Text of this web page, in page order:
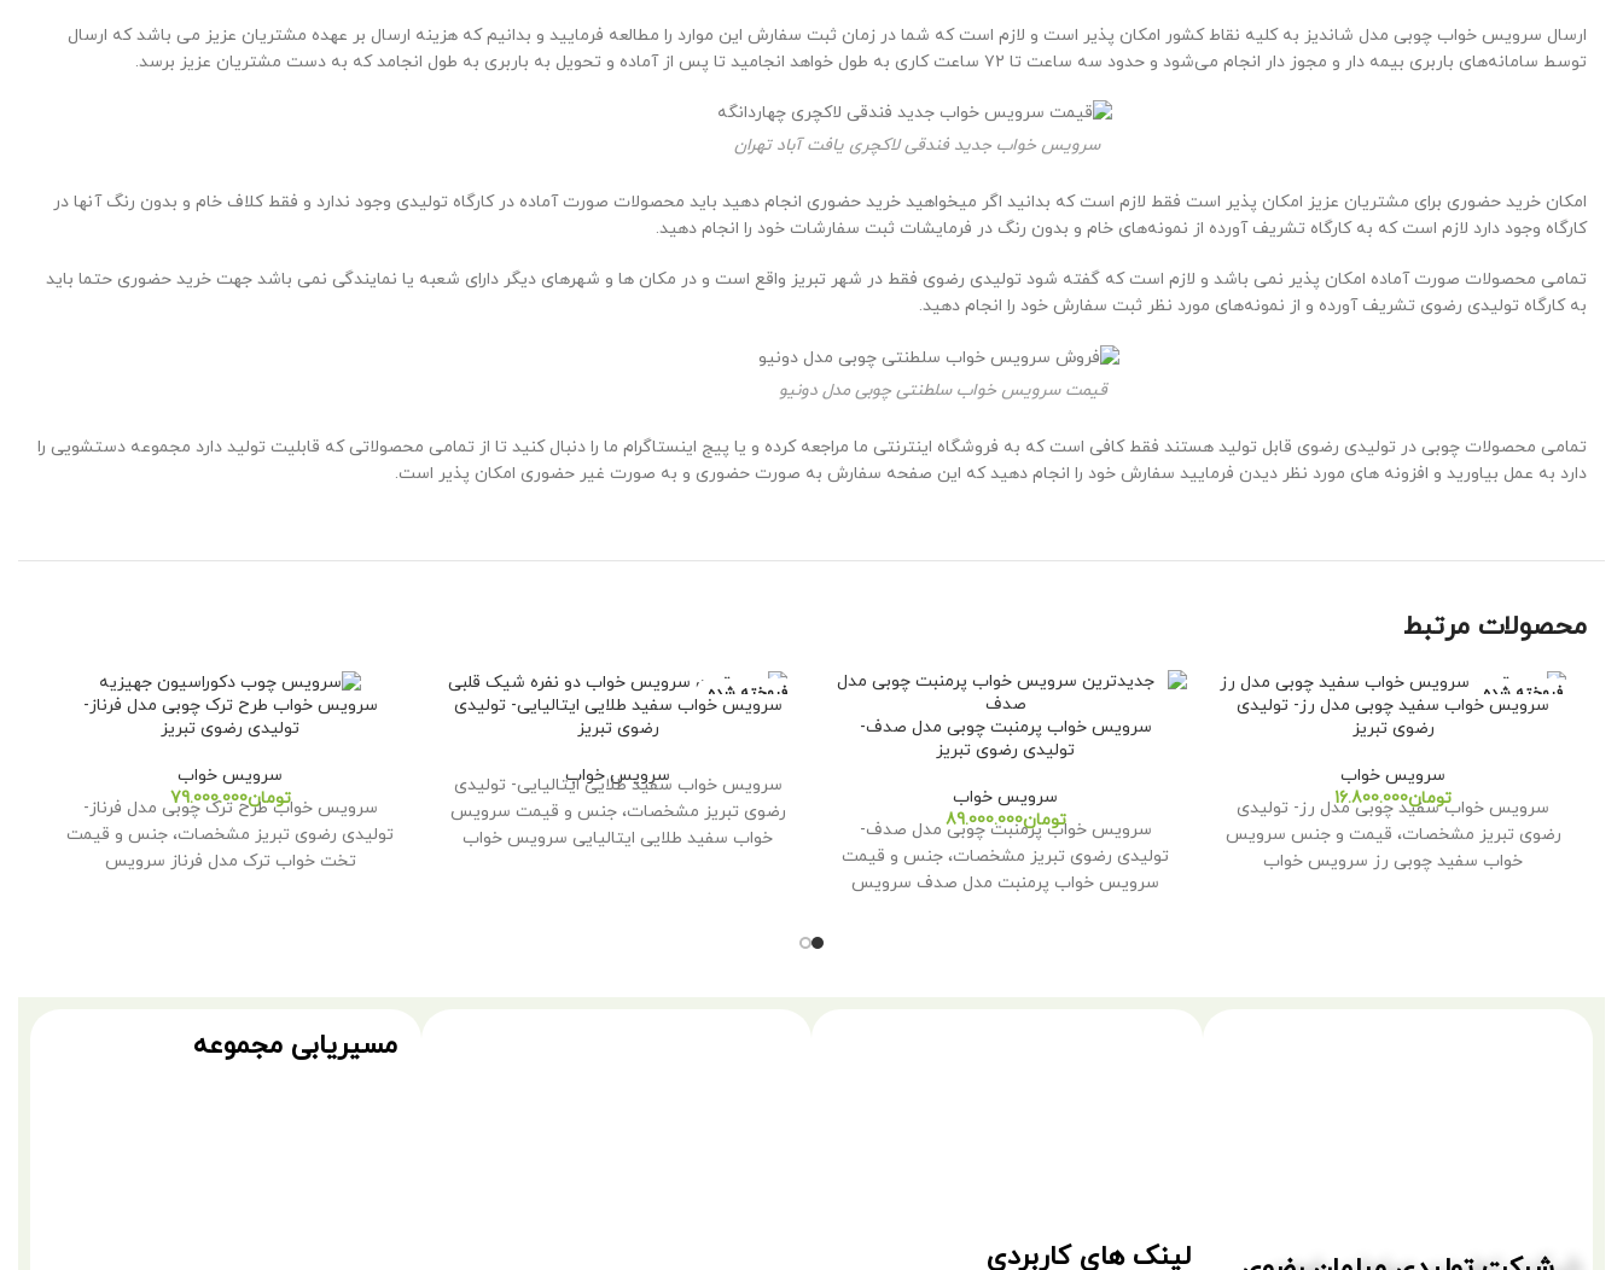
ارسال سرویس خواب چوبی مدل شاندیز به کلیه نقاط کشور امکان پذیر است و لازم است که شما در زمان ثبت سفارش این موارد را مطالعه فرمایید و بدانیم که هزینه ارسال بر عهده مشتریان عزیز می باشد که ارسال
توسط سامانه‌های باربری بیمه دار و مجوز دار انجام می‌شود و حدود سه ساعت تا ۷۲ ساعت کاری به طول خواهد انجامید تا پس از آماده و تحویل به باربری به طول انجامد که به دست مشتریان عزیز برسد.
سرویس خواب جدید فندقی لاکچری یافت آباد تهران
امکان خرید حضوری برای مشتریان عزیز امکان پذیر است فقط لازم است که بدانید اگر میخواهید خرید حضوری انجام دهید باید محصولات صورت آماده در کارگاه تولیدی وجود ندارد و فقط کلاف خام و بدون رنگ آنها در
کارگاه وجود دارد لازم است که به کارگاه تشریف آورده از نمونه‌های خام و بدون رنگ در فرمایشات ثبت سفارشات خود را انجام دهید.
تمامی محصولات صورت آماده امکان پذیر نمی باشد و لازم است که گفته شود تولیدی رضوی فقط در شهر تبریز واقع است و در مکان ها و شهرهای دیگر دارای شعبه یا نمایندگی نمی باشد جهت خرید حضوری حتما باید
به کارگاه تولیدی رضوی تشریف آورده و از نمونه‌های مورد نظر ثبت سفارش خود را انجام دهید.
قیمت سرویس خواب سلطنتی چوبی مدل دونیو
تمامی محصولات چوبی در تولیدی رضوی قابل تولید هستند فقط کافی است که به فروشگاه اینترنتی ما مراجعه کرده و یا پیج اینستاگرام ما را دنبال کنید تا از تمامی محصولاتی که قابلیت تولید دارد مجموعه دستشویی را
دارد به عمل بیاورید و افزونه های مورد نظر دیدن فرمایید سفارش خود را انجام دهید که این صفحه سفارش به صورت حضوری و به صورت غیر حضوری امکان پذیر است.
محصولات مرتبط
فروخته شده
سرویس خواب سفید چوبی مدل رز- تولیدی
رضوی تبریز
سرویس خواب
تومان
سرویس خواب سفید چوبی مدل رز- تولیدی
رضوی تبریز مشخصات، قیمت و جنس سرویس
خواب سفید چوبی رز سرویس خواب
سرویس خواب پرمنبت چوبی مدل صدف-
تولیدی رضوی تبریز
سرویس خواب
تومان
سرویس خواب پرمنبت چوبی مدل صدف-
تولیدی رضوی تبریز مشخصات، جنس و قیمت
سرویس خواب پرمنبت مدل صدف سرویس
فروخته شده
سرویس خواب سفید طلایی ایتالیایی- تولیدی
رضوی تبریز
سرویس خواب
سرویس خواب سفید طلایی ایتالیایی- تولیدی
رضوی تبریز مشخصات، جنس و قیمت سرویس
خواب سفید طلایی ایتالیایی سرویس خواب
سرویس خواب طرح ترک چوبی مدل فرناز-
تولیدی رضوی تبریز
سرویس خواب
تومان
سرویس خواب طرح ترک چوبی مدل فرناز-
تولیدی رضوی تبریز مشخصات، جنس و قیمت
تخت خواب ترک مدل فرناز سرویس
لینک های کاربردی
مسیریابی مجموعه